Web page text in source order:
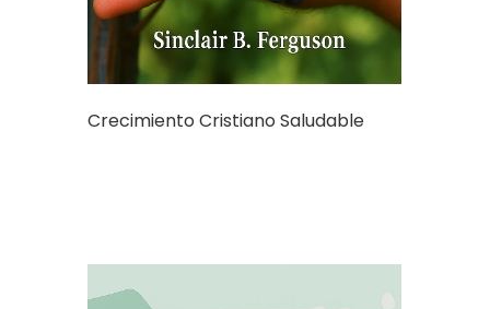
Crecimiento Cristiano Saludable